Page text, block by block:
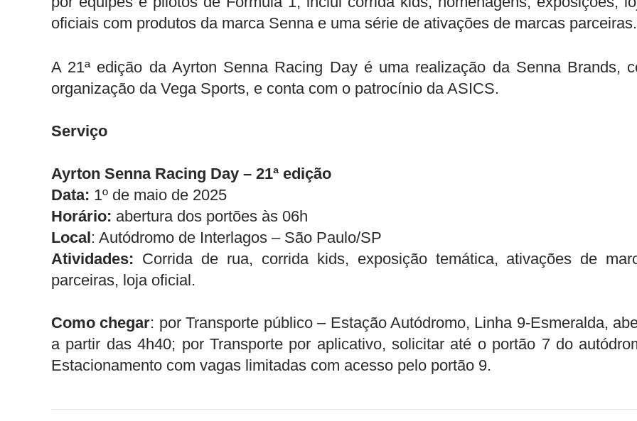
oficiais com produtos da marca Senna e uma série de ativações de marcas parceiras.
A 21ª edição da Ayrton Senna Racing Day é uma realização da Senna Brands,
organização da Vega Sports, e conta com o patrocínio da ASICS.
Serviço
Ayrton Senna Racing Day – 21ª edição
Data: 1º de maio de 2025
Horário: abertura dos portões às 06h
Local: Autódromo de Interlagos – São Paulo/SP
Atividades: Corrida de rua, corrida kids, exposição temática, ativações de
parceiras, loja oficial.
Como chegar: por Transporte público – Estação Autódromo, Linha 9-Esmeralda,
a partir das 4h40; por Transporte por aplicativo, solicitar até o portão 7 do
Estacionamento com vagas limitadas com acesso pelo portão 9.